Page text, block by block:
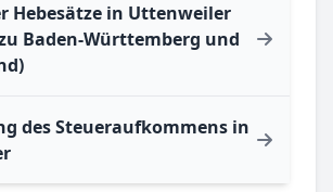
Hebesätze in Uttenweiler
Baden-Württemberg und
des Steueraufkommens in